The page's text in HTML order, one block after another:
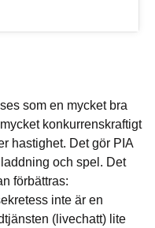
som en mycket bra
konkurrenskraftigt
hastighet. Det gör PIA
och spel. Det
förbättras:
inte är en
(livechatt) lite